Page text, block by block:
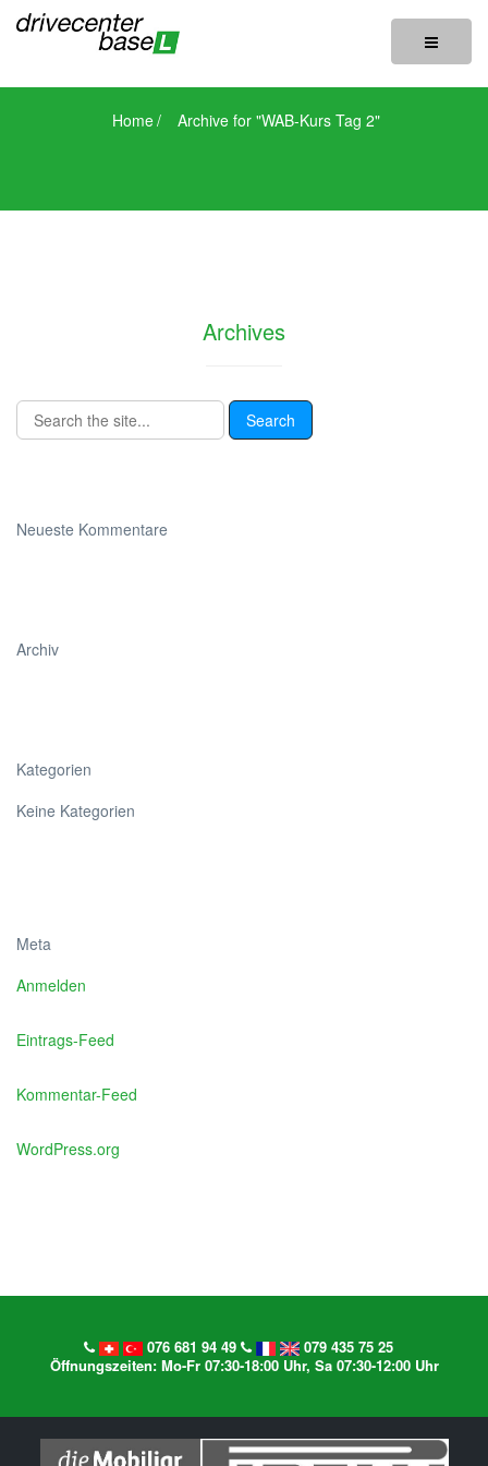
Toggle
Home/ Archive for "WAB-Kurs Tag 2"
Archives
Neueste Kommentare
Archiv
Kategorien
Keine Kategorien
Meta
Anmelden
Eintrags-Feed
Kommentar-Feed
WordPress.org
076 681 94 49
079 435 75 25
Öffnungszeiten: Mo-Fr 07:30-18:00 Uhr, Sa 07:30-12:00 Uhr